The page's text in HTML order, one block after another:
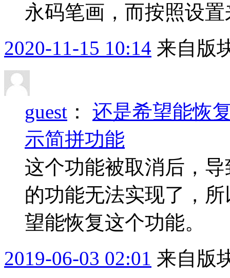
永码笔画，而按照设
2020-11-15 10:14 来自版
guest ： 还是希望能恢
示简拼功能
这个功能被取消后，
的功能无法实现了，
望能恢复这个功能。
2019-06-03 02:01 来自版